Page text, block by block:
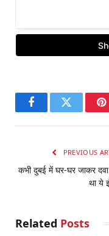
FacebookTwitter
PREVIOUS
कभी दुबई में घर-घर जाकर
था ये
Related Posts